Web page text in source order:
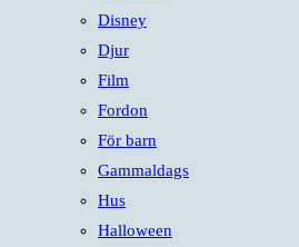
Disney
Djur
Film
Fordon
För barn
Gammaldags
Hus
Halloween